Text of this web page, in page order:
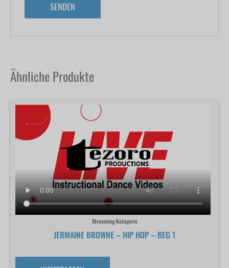
Ähnliche Produkte
Streaming-Kategorie
JERMAINE BROWNE – HIP HOP – BEG 1